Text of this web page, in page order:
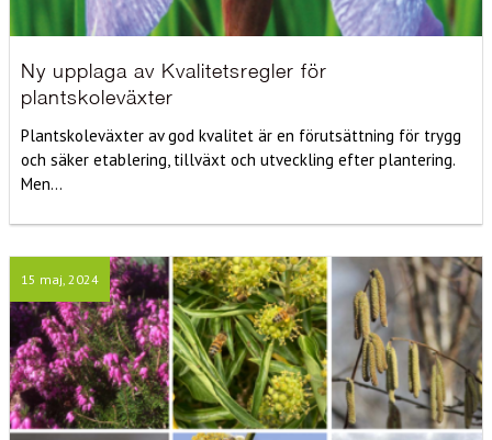
Ny upplaga av Kvalitetsregler för
plantskoleväxter
Plantskoleväxter av god kvalitet är en förutsättning för trygg
och säker etablering, tillväxt och utveckling efter plantering.
Men...
15 maj, 2024